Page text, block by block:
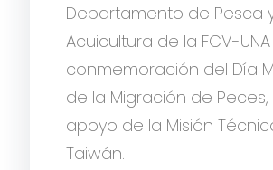
Departamento de Pesca
Acuicultura de la FCV-
conmemoración del Día
de la Migración de
apoyo de la Misión
Taiwán.